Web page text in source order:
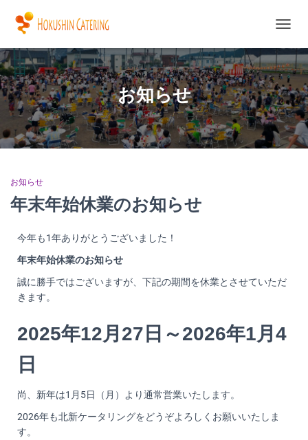
ビ
ゲ
ー
シ
ョ
ン
を
切
お知らせ
お知らせ
年末年始休業のお知らせ
今年も1年ありがとうございました！
年末年始休業のお知らせ
誠に勝手ではございますが、下記の期間を休業とさせていただ
きます。
2025年12月27日～2026年1月4
日
尚、新年は1月5日（月）より通常営業いたします。
2026年も北新ケータリングをどうぞよろしくお願いいたしま
す。